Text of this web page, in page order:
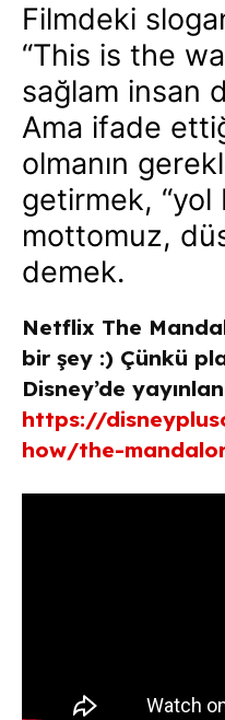
Filmdeki
“This is the
sağlam insan
Ama ifade
olmanın
getirmek, “yol
mottomuz,
demek.
Netflix The
bir şey :) Çünkü
Disney’de
https://
how/the-